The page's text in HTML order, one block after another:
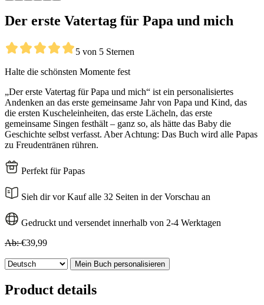
Der erste Vatertag für Papa und mich
5 von 5 Sternen
Halte die schönsten Momente fest
„Der erste Vatertag für Papa und mich“ ist ein personalisiertes
Andenken an das erste gemeinsame Jahr von Papa und Kind, das
die ersten Kuscheleinheiten, das erste Lächeln, das erste
gemeinsame Singen festhält – ganz so, als hätte das Baby die
Geschichte selbst verfasst. Aber Achtung: Das Buch wird alle Papas
zu Freudentränen rühren.
Perfekt für Papas
Sieh dir vor Kauf alle 32 Seiten in der Vorschau an
Gedruckt und versendet innerhalb von 2-4 Werktagen
Ab:€39,99
Mein Buch personalisieren
Product details